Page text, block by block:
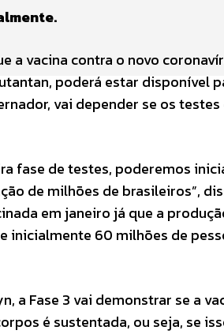
a vacina contra o novo
poderá estar disponível
vai depender se os
fase de testes, poderemos
de milhões de brasileiros”,
em janeiro já que a
inicialmente 60 milhões de
a Fase 3 vai demonstrar se a
é sustentada, ou seja, se